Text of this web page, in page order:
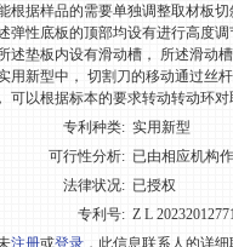
根据样品的需要单独调整取材板
弹性底板的顶部均设有进行高度调
述垫板内设有滑动槽， 所述滑动
用新型中， 切割刀的移动通过丝
可以根据标本的要求转动转动环
专利种类: 实用新型
可行性分析: 已由相应机构
法律状况: 已授权
专利号: Z L
注册或登录 ，此信息联系人的详